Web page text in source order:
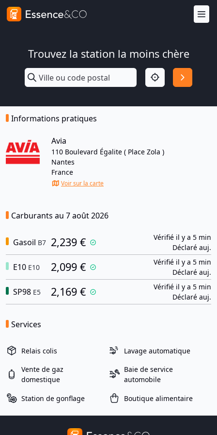
Trouvez la station la moins chère
Informations pratiques
Avia
110 Boulevard Égalite ( Place Zola )
Nantes
France
Voir sur la carte
Carburants au 7 août 2026
Gasoil B7 2,239 €
Vérifié il y a 5 min
Déclaré auj.
E10 E10 2,099 €
Vérifié il y a 5 min
Déclaré auj.
SP98 E5 2,169 €
Vérifié il y a 5 min
Déclaré auj.
Services
Relais colis Lavage automatique
Vente de gaz
domestique
Baie de service
automobile
Station de gonflage Boutique alimentaire